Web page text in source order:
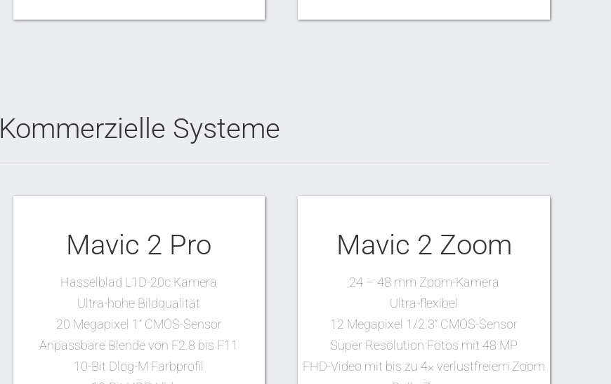
Kommerzielle Systeme
Mavic 2 Pro
Hasselblad L1D-20c Kamera
Ultra-hohe Bildqualität
20 Megapixel 1“ CMOS-Sensor
Anpassbare Blende von F2.8 bis F11
10-Bit Dlog-M Farbprofil
Mavic 2 Zoom
24 – 48 mm Zoom-Kamera
Ultra-flexibel
12 Megapixel 1/2.3“ CMOS-Sensor
Super Resolution Fotos mit 48 MP
FHD-Video mit bis zu 4× verlustfreiem Zoom